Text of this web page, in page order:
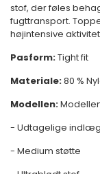
stof, der føles
fugttransport.
højintensive
Pasform:Tight fit
Materiale:80 % N
Modellen:
- Udtagelige indlæg
- Medium støtte